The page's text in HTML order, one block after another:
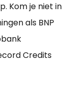
Kom je niet in
als BNP
Credits